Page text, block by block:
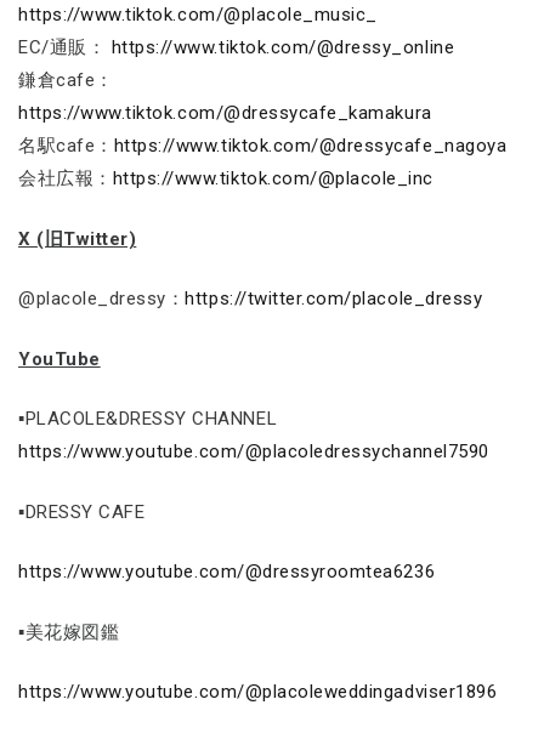
https://www.tiktok.com/@placole_music_
EC/通販：
https://www.tiktok.com/@dressy_online
鎌倉cafe：
https://www.tiktok.com/@dressycafe_kamakura
名駅cafe： https://www.tiktok.com/@dressycafe_nagoya
会社広報： https://www.tiktok.com/@placole_inc
X (旧Twitter)
@placole_dressy： https://twitter.com/placole_dressy
YouTube
▪PLACOLE&DRESSY CHANNEL
https://www.youtube.com/@placoledressychannel7590
▪DRESSY CAFE
https://www.youtube.com/@dressyroomtea6236
▪美花嫁図鑑
https://www.youtube.com/@placoleweddingadviser1896